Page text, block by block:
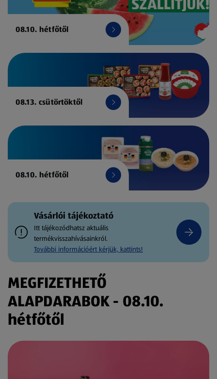
08.10. hétfőtől
08.13. csütörtöktől
08.10. hétfőtől
Vásárlói tájékoztató
Itt tájékozódhatsz aktuális
termékvisszahívásainkról.
További információért kérjük, kattints!
MEGFIZETHETŐ
ALAPDARABOK - 08.10.
hétfőtől